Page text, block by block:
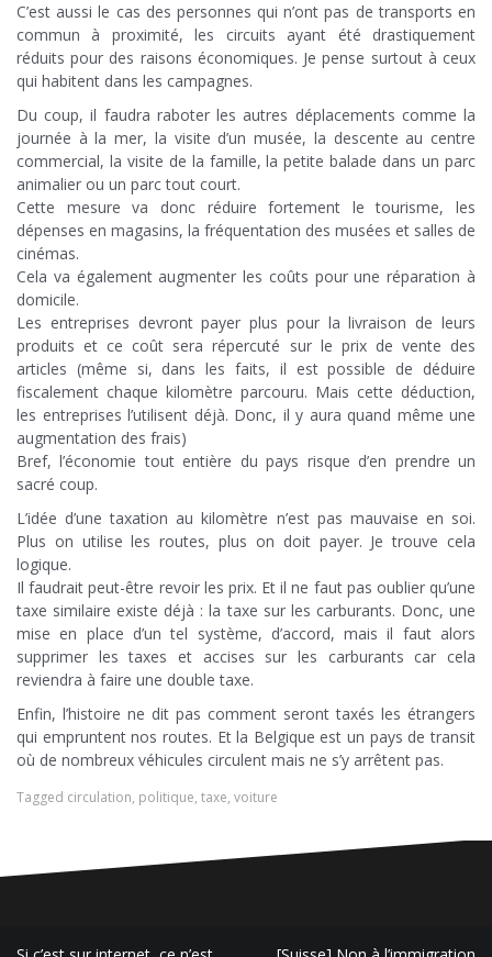
C’est aussi le cas des personnes qui n’ont pas de transports en
commun à proximité, les circuits ayant été drastiquement
réduits pour des raisons économiques. Je pense surtout à ceux
qui habitent dans les campagnes.
Du coup, il faudra raboter les autres déplacements comme la
journée à la mer, la visite d’un musée, la descente au centre
commercial, la visite de la famille, la petite balade dans un parc
animalier ou un parc tout court.
Cette mesure va donc réduire fortement le tourisme, les
dépenses en magasins, la fréquentation des musées et salles de
cinémas.
Cela va également augmenter les coûts pour une réparation à
domicile.
Les entreprises devront payer plus pour la livraison de leurs
produits et ce coût sera répercuté sur le prix de vente des
articles (même si, dans les faits, il est possible de déduire
fiscalement chaque kilomètre parcouru. Mais cette déduction,
les entreprises l’utilisent déjà. Donc, il y aura quand même une
augmentation des frais)
Bref, l’économie tout entière du pays risque d’en prendre un
sacré coup.
L’idée d’une taxation au kilomètre n’est pas mauvaise en soi.
Plus on utilise les routes, plus on doit payer. Je trouve cela
logique.
Il faudrait peut-être revoir les prix. Et il ne faut pas oublier qu’une
taxe similaire existe déjà : la taxe sur les carburants. Donc, une
mise en place d’un tel système, d’accord, mais il faut alors
supprimer les taxes et accises sur les carburants car cela
reviendra à faire une double taxe.
Enfin, l’histoire ne dit pas comment seront taxés les étrangers
qui empruntent nos routes. Et la Belgique est un pays de transit
où de nombreux véhicules circulent mais ne s’y arrêtent pas.
Tagged circulation, politique, taxe, voiture
Navigation